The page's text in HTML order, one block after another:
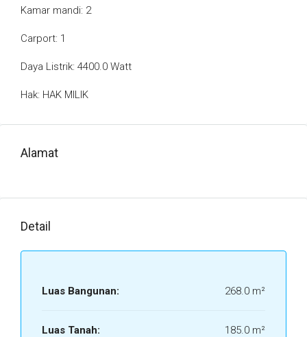
Kamar mandi: 2
Carport: 1
Daya Listrik: 4400.0 Watt
Hak: HAK MILIK
Alamat
Detail
Luas Bangunan: 268.0 m²
Luas Tanah: 185.0 m²